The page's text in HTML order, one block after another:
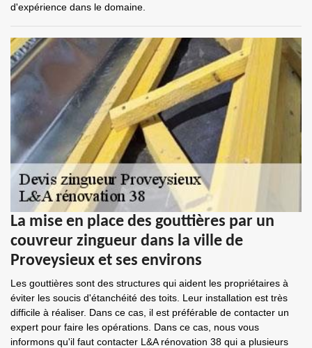
d'expérience dans le domaine.
La mise en place des gouttières par un
couvreur zingueur dans la ville de
Proveysieux et ses environs
Les gouttières sont des structures qui aident les propriétaires à
éviter les soucis d'étanchéité des toits. Leur installation est très
difficile à réaliser. Dans ce cas, il est préférable de contacter un
expert pour faire les opérations. Dans ce cas, nous vous
informons qu'il faut contacter L&A rénovation 38 qui a plusieurs